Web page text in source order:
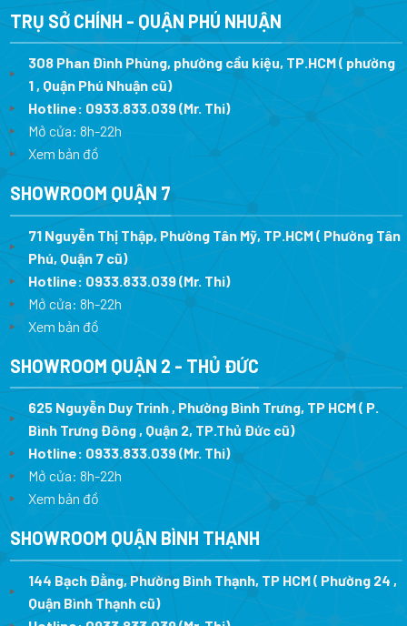
18.400.000 ₫.
TRỤ SỞ CHÍNH - QUẬN PHÚ NHUẬN
308 Phan Đình Phùng, phường cầu kiệu, TP.HCM ( phường
1 , Quận Phú Nhuận cũ)
Hotline: 0933.833.039(Mr. Thi)
Mở cửa: 8h-22h
Xem bản đồ
SHOWROOM QUẬN 7
71 Nguyễn Thị Thập, Phường Tân Mỹ, TP.HCM ( Phường Tân
Phú, Quận 7 cũ)
Hotline: 0933.833.039(Mr. Thi)
Mở cửa: 8h-22h
Xem bản đồ
SHOWROOM QUẬN 2 - THỦ ĐỨC
625 Nguyễn Duy Trinh , Phường Bình Trưng, TP HCM ( P.
Bình Trưng Đông , Quận 2, TP.Thủ Đức cũ)
Hotline: 0933.833.039(Mr. Thi)
Mở cửa: 8h-22h
Xem bản đồ
SHOWROOM QUẬN BÌNH THẠNH
144 Bạch Đằng, Phường Bình Thạnh, TP HCM ( Phường 24 ,
Quận Bình Thạnh cũ)